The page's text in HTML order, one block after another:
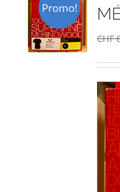
Promo!
CHF